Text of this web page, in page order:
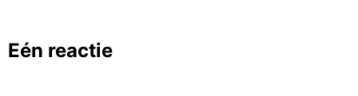
Eén reactie